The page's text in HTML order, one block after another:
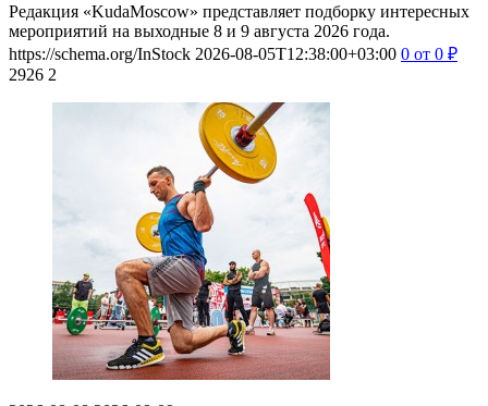
Редакция «KudaMoscow» представляет подборку интересных
мероприятий на выходные 8 и 9 августа 2026 года.
https://schema.org/InStock 2026-08-05T12:38:00+03:00 0 от 0 ₽
2926 2